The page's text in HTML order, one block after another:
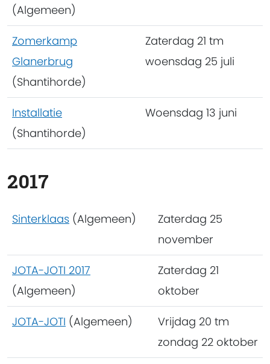
(Algemeen)
Zomerkamp
Glanerbrug
(Shantihorde)
Zaterdag 21 tm
woensdag 25 juli
Installatie
(Shantihorde)
Woensdag 13 juni
2017
Sinterklaas (Algemeen)
Zaterdag 25
november
JOTA-JOTI 2017
(Algemeen)
Zaterdag 21
oktober
JOTA-JOTI (Algemeen)
Vrijdag 20 tm
zondag 22 oktober